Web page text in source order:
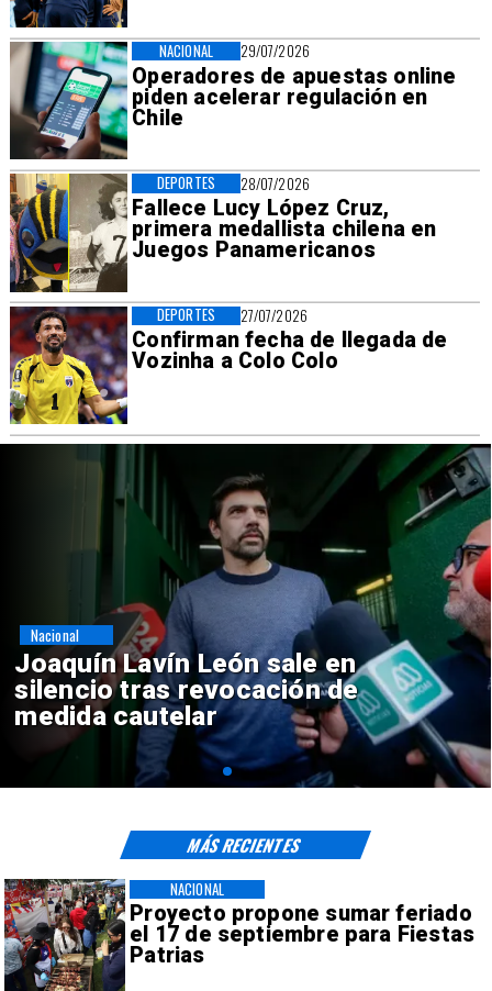
29/07/2026
Operadores de apuestas online
piden acelerar regulación en
Chile
NACIONAL
28/07/2026
Fallece Lucy López Cruz,
primera medallista chilena en
Juegos Panamericanos
DEPORTES
27/07/2026
Confirman fecha de llegada de
Vozinha a Colo Colo
DEPORTES
Chile y Venezuela formalizan
reinicio de relaciones
consulares
Nacional
Proyecto propone sumar feriado
el 17 de septiembre para Fiestas
Patrias
NACIONAL
MÁS RECIENTES